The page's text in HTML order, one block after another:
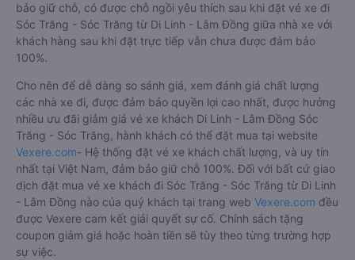
bảo giữ chỗ, có được chỗ ngồi yêu thích sau khi đặt vé xe đi
Sóc Trăng - Sóc Trăng từ Di Linh - Lâm Đồng giữa nhà xe với
khách hàng sau khi đặt trực tiếp vẫn chưa được đảm bảo
100%.
Cho nên để dễ dàng so sánh giá, xem đánh giá chất lượng
các nhà xe đi, được đảm bảo quyền lợi cao nhất, được hưởng
nhiều ưu đãi giảm giá vé xe khách Di Linh - Lâm Đồng Sóc
Trăng - Sóc Trăng, hành khách có thể đặt mua tại website
Vexere.com- Hệ thống đặt vé xe khách chất lượng, và uy tín
nhất tại Việt Nam, đảm bảo giữ chỗ 100%. Đối với bất cứ giao
dịch đặt mua vé xe khách đi Sóc Trăng - Sóc Trăng từ Di Linh
- Lâm Đồng nào của quý khách tại trang web Vexere.com đều
được Vexere cam kết giải quyết sự cố. Chính sách tặng
coupon giảm giá hoặc hoàn tiền sẽ tùy theo từng trường hợp
sự việc.